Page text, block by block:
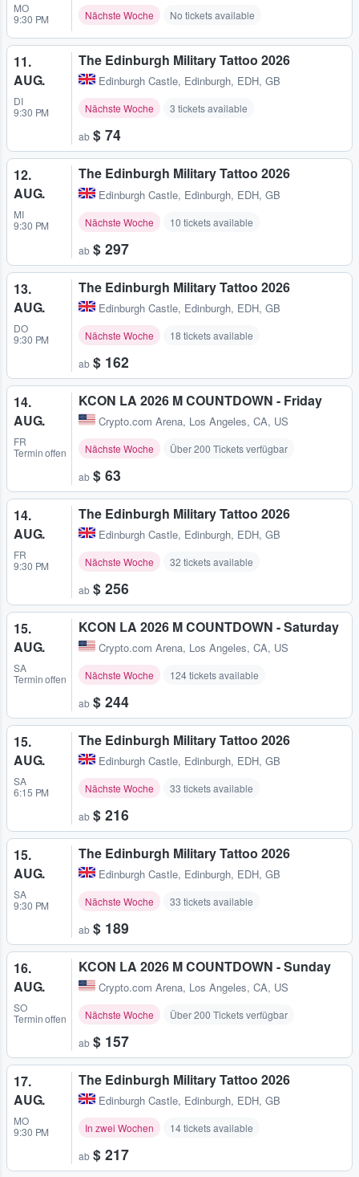
MO
9:30 PM
Nächste Woche No tickets available
11.
AUG.
DI
9:30 PM
The Edinburgh Military Tattoo 2026
Edinburgh Castle, Edinburgh, EDH, GB
Nächste Woche 3 tickets available
ab $ 74
12.
AUG.
MI
9:30 PM
The Edinburgh Military Tattoo 2026
Edinburgh Castle, Edinburgh, EDH, GB
Nächste Woche 10 tickets available
ab $ 297
13.
AUG.
DO
9:30 PM
The Edinburgh Military Tattoo 2026
Edinburgh Castle, Edinburgh, EDH, GB
Nächste Woche 18 tickets available
ab $ 162
14.
AUG.
FR
Termin offen
KCON LA 2026 M COUNTDOWN - Friday
Crypto.com Arena, Los Angeles, CA, US
Nächste Woche Über 200 Tickets verfügbar
ab $ 63
14.
AUG.
FR
9:30 PM
The Edinburgh Military Tattoo 2026
Edinburgh Castle, Edinburgh, EDH, GB
Nächste Woche 32 tickets available
ab $ 256
15.
AUG.
SA
Termin offen
KCON LA 2026 M COUNTDOWN - Saturday
Crypto.com Arena, Los Angeles, CA, US
Nächste Woche 124 tickets available
ab $ 244
15.
AUG.
SA
6:15 PM
The Edinburgh Military Tattoo 2026
Edinburgh Castle, Edinburgh, EDH, GB
Nächste Woche 33 tickets available
ab $ 216
15.
AUG.
SA
9:30 PM
The Edinburgh Military Tattoo 2026
Edinburgh Castle, Edinburgh, EDH, GB
Nächste Woche 33 tickets available
ab $ 189
16.
AUG.
SO
Termin offen
KCON LA 2026 M COUNTDOWN - Sunday
Crypto.com Arena, Los Angeles, CA, US
Nächste Woche Über 200 Tickets verfügbar
ab $ 157
17.
AUG.
MO
9:30 PM
The Edinburgh Military Tattoo 2026
Edinburgh Castle, Edinburgh, EDH, GB
In zwei Wochen 14 tickets available
ab $ 217